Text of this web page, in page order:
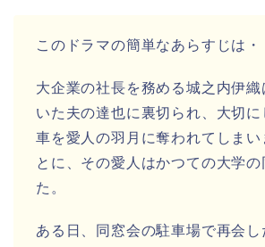
このドラマの簡単なあらすじは・
大企業の社長を務める城之内伊織
いた夫の達也に裏切られ、大切に
車を愛人の羽月に奪われてしまい
とに、その愛人はかつての大学の
た。
ある日、同窓会の駐車場で再会し